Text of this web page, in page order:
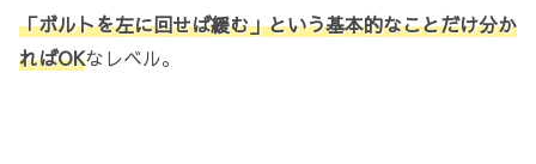
「ボルトを左に回せば緩む」という基本的なことだけ分か
ればOKなレベル。